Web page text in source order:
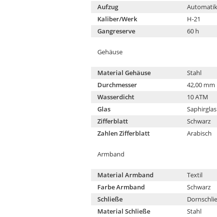
Aufzug
Automatik
Kaliber/Werk
H-21
Gangreserve
60 h
Gehäuse
Material Gehäuse
Stahl
Durchmesser
42,00 mm
Wasserdicht
10 ATM
Glas
Saphirglas
Zifferblatt
Schwarz
Zahlen Zifferblatt
Arabisch
Armband
Material Armband
Textil
Farbe Armband
Schwarz
Schließe
Material Schließe
Stahl